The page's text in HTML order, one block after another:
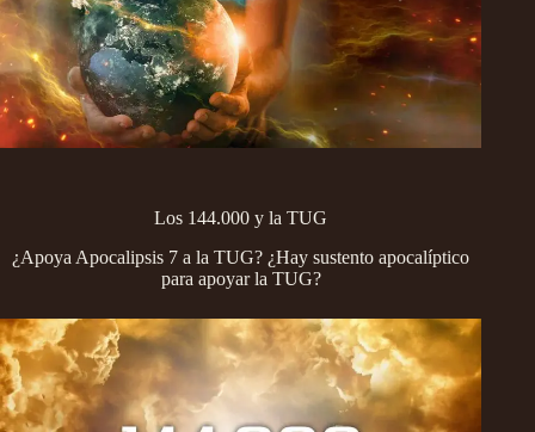
Los 144.000 y la TUG
¿Apoya Apocalipsis 7 a la TUG? ¿Hay sustento apocalíptico
para apoyar la TUG?